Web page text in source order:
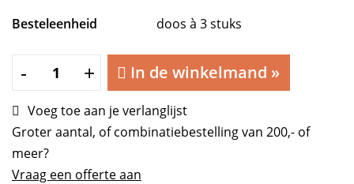
Besteleenheid doos à 3 stuks
-
Grace
29cl
aantal
+ In de winkelmand »
Voeg toe aan je verlanglijst
Groter aantal, of combinatiebestelling van 200,- of
meer?
Vraag een offerte aan